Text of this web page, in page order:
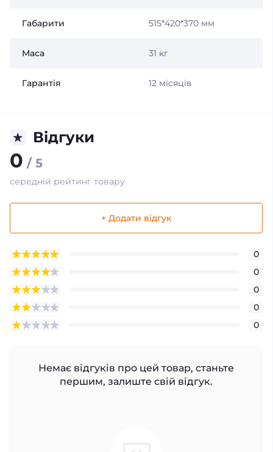
Габарити 515*420*370 мм
Маса 31 кг
Гарантія 12 місяців
Відгуки
0 / 5
середній рейтинг товару
+ Додати відгук
0
0
0
0
0
Немає відгуків про цей товар, станьте
першим, залиште свій відгук.